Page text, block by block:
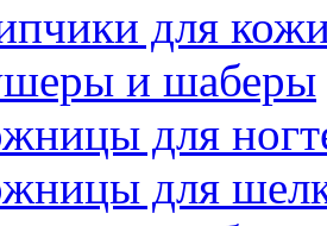
для
и шаберы
для
для